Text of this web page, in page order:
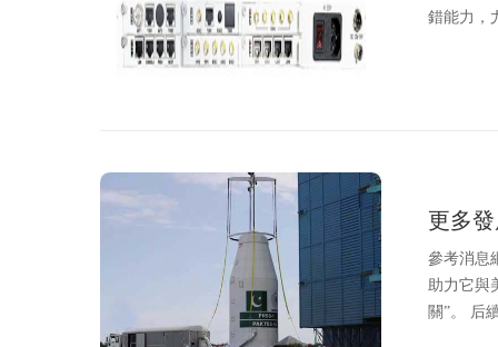
錯能力，
更多
參考消息
助力它與
關”。 后